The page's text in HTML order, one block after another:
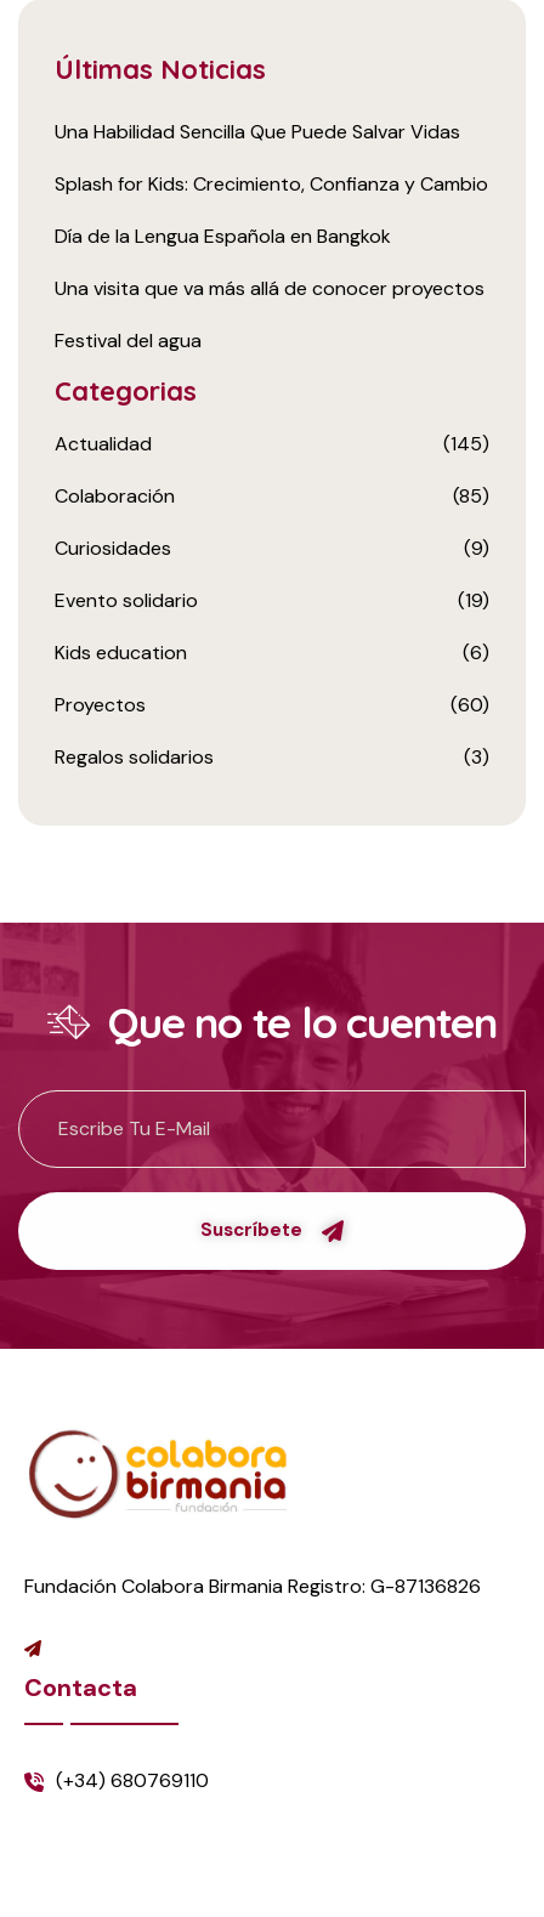
Últimas Noticias
Una Habilidad Sencilla Que Puede Salvar Vidas
Splash for Kids: Crecimiento, Confianza y Cambio
Día de la Lengua Española en Bangkok
Una visita que va más allá de conocer proyectos
Festival del agua
Categorias
Actualidad (145)
Colaboración (85)
Curiosidades (9)
Evento solidario (19)
Kids education (6)
Proyectos (60)
Regalos solidarios (3)
Que no te lo cuenten
Suscríbete
Fundación Colabora Birmania Registro: G-87136826
Contacta
(+34) 680769110